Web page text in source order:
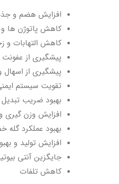
افزایش هضم و
کاهش پاتوژن­ ها و
کاهش التهابات و
پیشگیری از
پیشگیری از
تقویت سیستم
بهبود ضریب
افزایش وزن گیری
بهبود عملکرد
افزایش تولید و
جایگزین آنتی
کاهش تلفات